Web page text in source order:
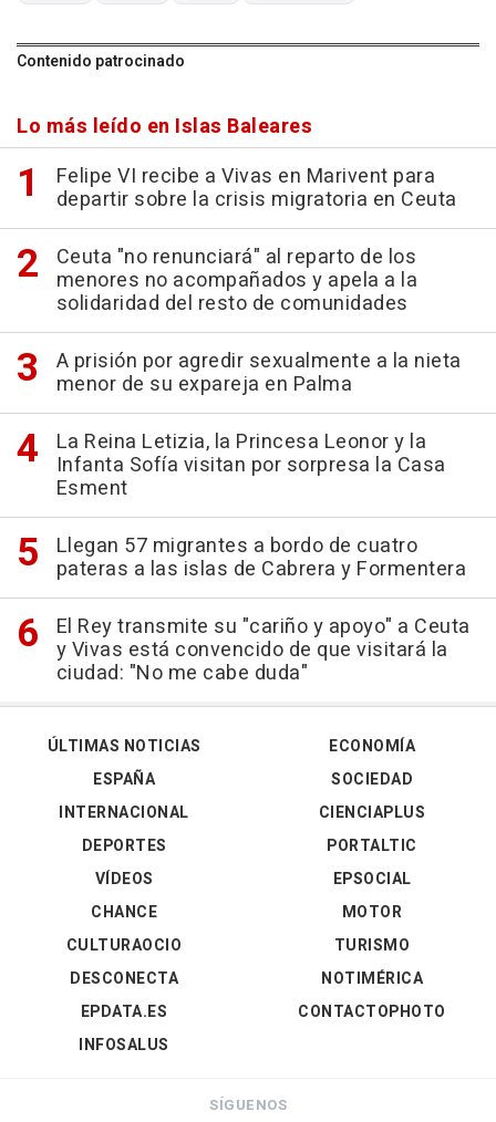
Contenido patrocinado
Lo más leído en Islas Baleares
Felipe VI recibe a Vivas en Marivent para
departir sobre la crisis migratoria en Ceuta
Ceuta "no renunciará" al reparto de los
menores no acompañados y apela a la
solidaridad del resto de comunidades
A prisión por agredir sexualmente a la nieta
menor de su expareja en Palma
La Reina Letizia, la Princesa Leonor y la
Infanta Sofía visitan por sorpresa la Casa
Esment
Llegan 57 migrantes a bordo de cuatro
pateras a las islas de Cabrera y Formentera
El Rey transmite su "cariño y apoyo" a Ceuta
y Vivas está convencido de que visitará la
ciudad: "No me cabe duda"
ÚLTIMAS NOTICIAS
ESPAÑA
INTERNACIONAL
DEPORTES
VÍDEOS
ECONOMÍA
SOCIEDAD
CIENCIAPLUS
PORTALTIC
EPSOCIAL
CHANCE
CULTURAOCIO
DESCONECTA
EPDATA.ES
INFOSALUS
MOTOR
TURISMO
NOTIMÉRICA
CONTACTOPHOTO
SÍGUENOS